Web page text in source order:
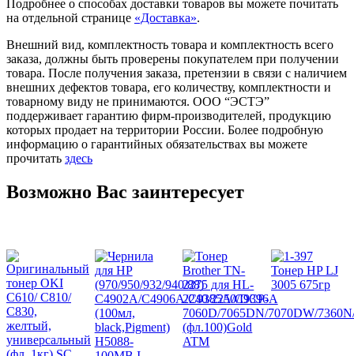
Подробнее о способах доставки товаров вы можете почитать
на отдельной странице «Доставка».
Внешний вид, комплектность товара и комплектность всего
заказа, должны быть проверены покупателем при получении
товара. После получения заказа, претензии в связи с наличием
внешних дефектов товара, его количеству, комплектности и
товарному виду не принимаются. ООО “ЭСТЭ”
поддерживает гарантию фирм-производителей, продукцию
которых продает на территории России. Более подробную
информацию о гарантийных обязательствах вы можете
прочитать здесь
Возможно Вас заинтересует